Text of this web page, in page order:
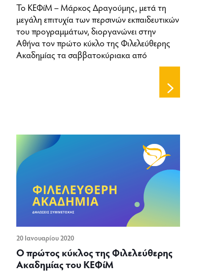
Το ΚΕΦίΜ – Μάρκος Δραγούμης, μετά τη
μεγάλη επιτυχία των περσινών εκπαιδευτικών
του προγραμμάτων, διοργανώνει στην
Αθήνα τον πρώτο κύκλο της Φιλελεύθερης
Ακαδημίας τα σαββατοκύριακα από
20 Ιανουαρίου 2020
Ο πρώτος κύκλος της Φιλελεύθερης
Ακαδημίας του ΚΕΦίΜ